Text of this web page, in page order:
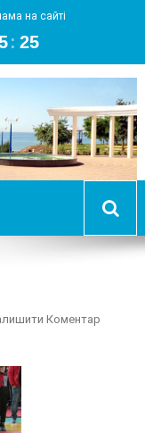
на сайті
: 25
Южный
КоментарOn